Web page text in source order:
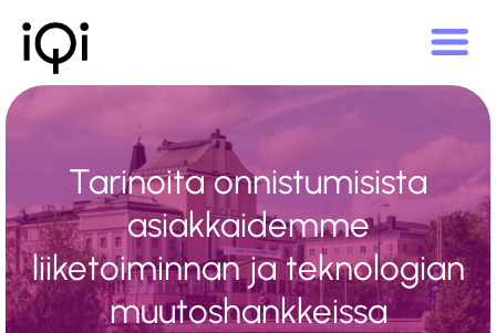
Tarinoita onnistumisista
asiakkaidemme
liiketoiminnan ja teknologian
muutoshankkeissa